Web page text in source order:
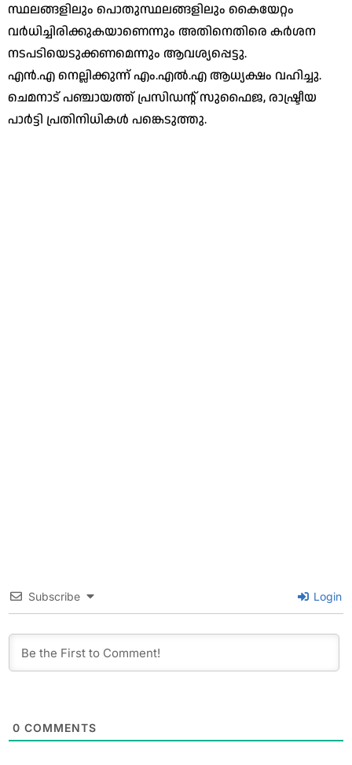
സ്ഥലങ്ങളിലും പൊതുസ്ഥലങ്ങളിലും കൈയേറ്റം
വര്‍ധിച്ചിരിക്കുകയാണെന്നും അതിനെതിരെ കര്‍ശന
നടപടിയെടുക്കണമെന്നും ആവശ്യപ്പെട്ടു.
എന്‍.എ നെല്ലിക്കുന്ന് എം.എല്‍.എ ആധ്യക്ഷം വഹിച്ചു.
ചെമനാട് പഞ്ചായത്ത് പ്രസിഡന്റ് സുഫൈജ, രാഷ്ട്രീയ
പാര്‍ട്ടി പ്രതിനിധികള്‍ പങ്കെടുത്തു.
Subscribe Login
0 COMMENTS